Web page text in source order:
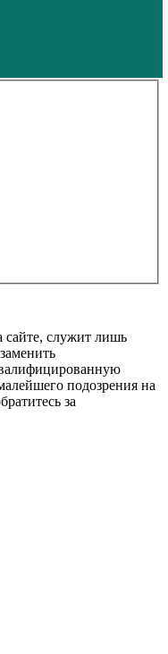
сайте, служит лишь
подозрения на
за